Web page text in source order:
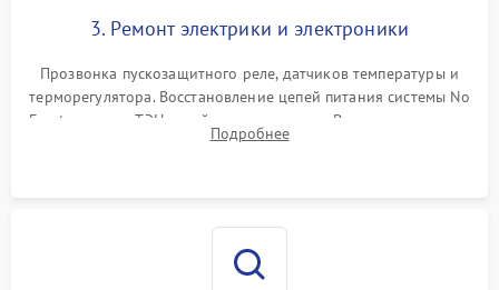
3. Ремонт электрики и электроники
Прозвонка пускозащитного реле, датчиков температуры и
терморегулятора. Восстановление цепей питания системы No
Frost, включая ТЭН оттайки и вентилятор. Ремонт или замена
платы управления при сбоях алгоритмов.
Подробнее